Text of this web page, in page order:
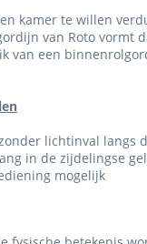
kamer te willen
van Roto vormt
van een
lichtinval langs
in de zijdelingse
mogelijk